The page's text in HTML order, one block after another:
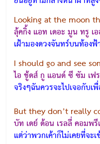
Looking at the moon
ลุ้คกิ้ง แอท เดอะ มูน ทรู เ
เฝ้ามองดวงจันทร์บนท้อง
I should go and see
ไอ ชู้ดส์ กู แอนด์ ซี ซัม เฟ
จริงๆฉันควรจะไปเจอกับเ
But they don’t really
บัท เดย์ ด้อน เรลลี่ คอมพรี
แต่ว่าพวกเค้าก็ไม่เคยที่จะเ